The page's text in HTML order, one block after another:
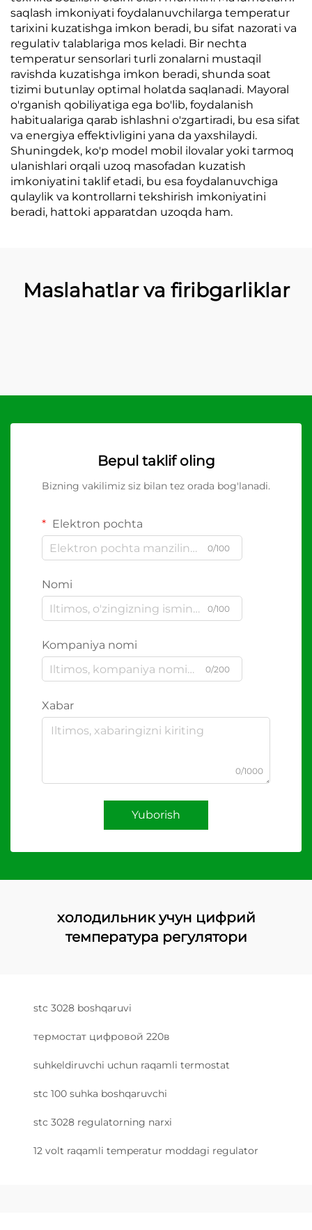
saqlash imkoniyati foydalanuvchilarga temperatur
tarixini kuzatishga imkon beradi, bu sifat nazorati va
regulativ talablariga mos keladi. Bir nechta
temperatur sensorlari turli zonalarni mustaqil
ravishda kuzatishga imkon beradi, shunda soat
tizimi butunlay optimal holatda saqlanadi. Mayoral
o'rganish qobiliyatiga ega bo'lib, foydalanish
habitualariga qarab ishlashni o'zgartiradi, bu esa sifat
va energiya effektivligini yana da yaxshilaydi.
Shuningdek, ko'p model mobil ilovalar yoki tarmoq
ulanishlari orqali uzoq masofadan kuzatish
imkoniyatini taklif etadi, bu esa foydalanuvchiga
qulaylik va kontrollarni tekshirish imkoniyatini
beradi, hattoki apparatdan uzoqda ham.
Maslahatlar va firibgarliklar
Bepul taklif oling
Bizning vakilimiz siz bilan tez orada bog'lanadi.
Elektron pochta
0/100
Nomi
0/100
Kompaniya nomi
0/200
Xabar
0/1000
Yuborish
холодильник учун цифрий
температура регулятори
stc 3028 boshqaruvi
термостат цифровой 220в
suhkeldiruvchi uchun raqamli termostat
stc 100 suhka boshqaruvchi
stc 3028 regulatorning narxi
12 volt raqamli temperatur moddagi regulator